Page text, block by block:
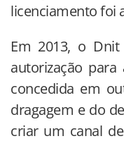
licenciamento foi
Em 2013, o
autorização
concedida em
dragagem e do
criar um canal